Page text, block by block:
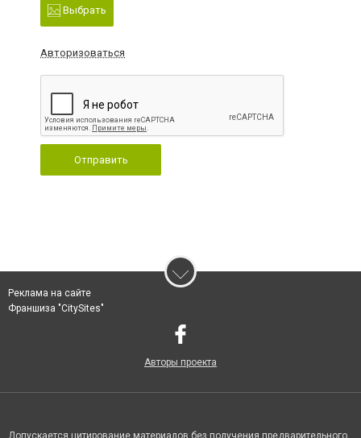
Выбрать
Авторизоваться
Отправить
Реклама на сайте
Франшиза "CitySites"
Авторы проекта
Допускается цитирование материалов без получения предварительного